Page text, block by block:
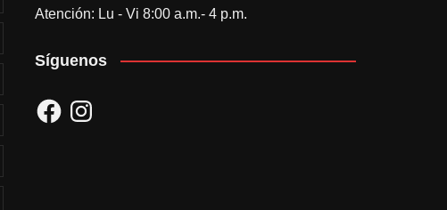
Atención: Lu - Vi 8:00 a.m.- 4 p.m.
Síguenos
FacebookInstagram